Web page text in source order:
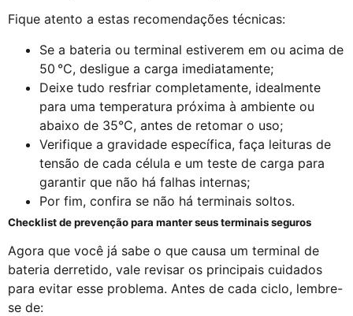
Fique atento a estas recomendações técnicas:
Se a bateria ou terminal estiverem em ou acima de
50 °C, desligue a carga imediatamente;
Deixe tudo resfriar completamente, idealmente
para uma temperatura próxima à ambiente ou
abaixo de 35°C, antes de retomar o uso;
Verifique a gravidade específica, faça leituras de
tensão de cada célula e um teste de carga para
garantir que não há falhas internas;
Por fim, confira se não há terminais soltos.
Checklist de prevenção para manter seus terminais seguros
Agora que você já sabe o que causa um terminal de
bateria derretido, vale revisar os principais cuidados
para evitar esse problema. Antes de cada ciclo, lembre-
se de: